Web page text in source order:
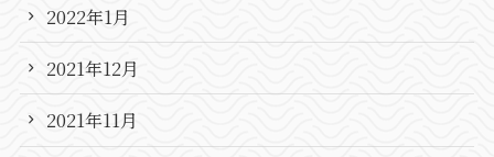
2022年1月
2021年12月
2021年11月